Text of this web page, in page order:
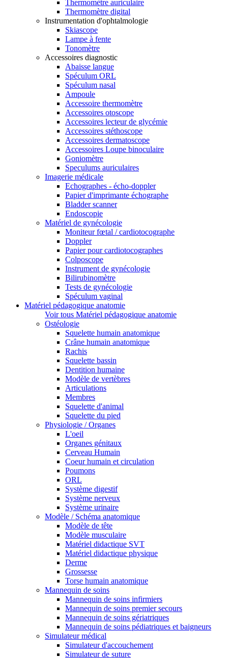
Thermomètre auriculaire
Thermomètre digital
Instrumentation d'ophtalmologie
Skiascope
Lampe à fente
Tonomètre
Accessoires diagnostic
Abaisse langue
Spéculum ORL
Spéculum nasal
Ampoule
Accessoire thermomètre
Accessoires otoscope
Accessoires lecteur de glycémie
Accessoires stéthoscope
Accessoires dermatoscope
Accessoires Loupe binoculaire
Goniomètre
Speculums auriculaires
Imagerie médicale
Echographes - écho-doppler
Papier d'imprimante échographe
Bladder scanner
Endoscopie
Matériel de gynécologie
Moniteur fœtal / cardiotocographe
Doppler
Papier pour cardiotocographes
Colposcope
Instrument de gynécologie
Bilirubinomètre
Tests de gynécologie
Spéculum vaginal
Matériel pédagogique anatomie
Voir tous Matériel pédagogique anatomie
Ostéologie
Squelette humain anatomique
Crâne humain anatomique
Rachis
Squelette bassin
Dentition humaine
Modèle de vertèbres
Articulations
Membres
Squelette d'animal
Squelette du pied
Physiologie / Organes
L'oeil
Organes génitaux
Cerveau Humain
Coeur humain et circulation
Poumons
ORL
Système digestif
Système nerveux
Système urinaire
Modèle / Schéma anatomique
Modèle de tête
Modèle musculaire
Matériel didactique SVT
Matériel didactique physique
Derme
Grossesse
Torse humain anatomique
Mannequin de soins
Mannequin de soins infirmiers
Mannequin de soins premier secours
Mannequin de soins gériatriques
Mannequin de soins pédiatriques et baigneurs
Simulateur médical
Simulateur d'accouchement
Simulateur de suture